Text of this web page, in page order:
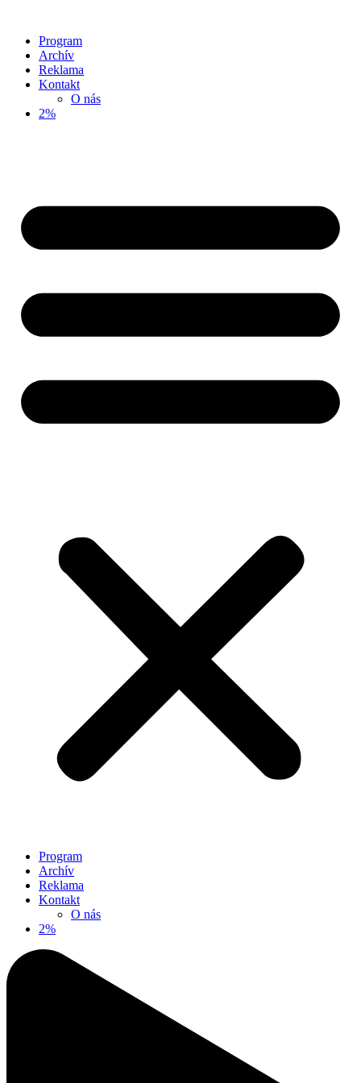
Program
Archív
Reklama
Kontakt
O nás
2%
Program
Archív
Reklama
Kontakt
O nás
2%